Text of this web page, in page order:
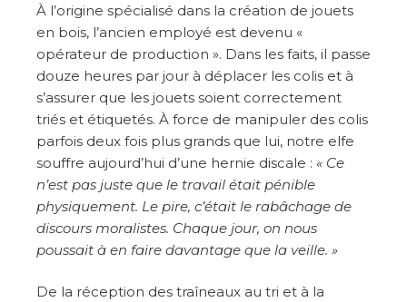
À l’origine spécialisé dans la création de jouets
en bois, l’ancien employé est devenu «
opérateur de production ». Dans les faits, il passe
douze heures par jour à déplacer les colis et à
s’assurer que les jouets soient correctement
triés et étiquetés. À force de manipuler des colis
parfois deux fois plus grands que lui, notre elfe
souffre aujourd’hui d’une hernie discale : « Ce
n’est pas juste que le travail était pénible
physiquement. Le pire, c’était le rabâchage de
discours moralistes. Chaque jour, on nous
poussait à en faire davantage que la veille. »
De la réception des traîneaux au tri et à la